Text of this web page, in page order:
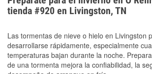
extremo. Aprende cómo comprobar la
anticongelante en nuestra sección
tienda #920 en Livingston, TN
Las tormentas de nieve o hielo en Livingston
desarrollarse rápidamente, especialmente
temperaturas bajan durante la noche.
de una tormenta mejora la confiabilidad, la